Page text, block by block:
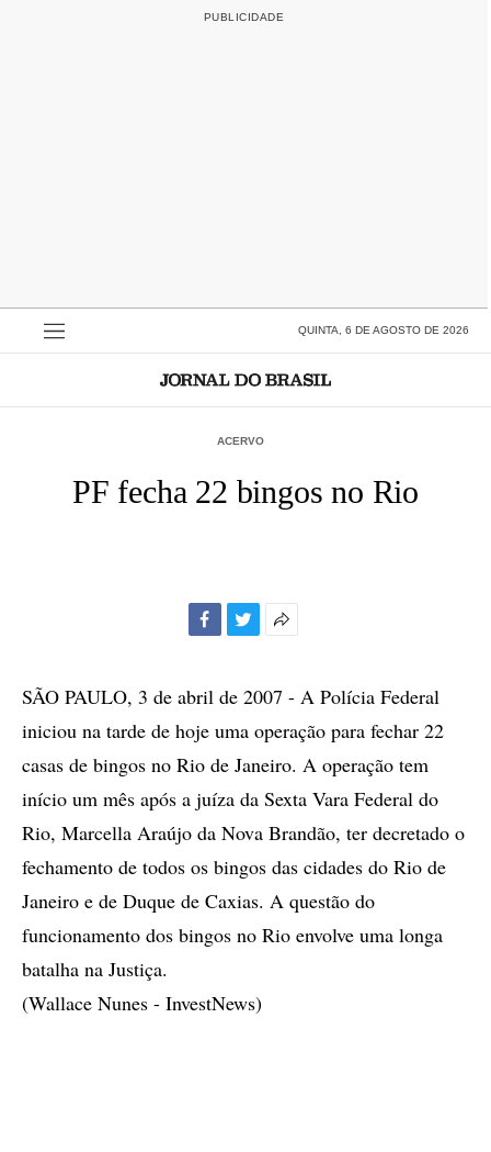
QUINTA, 6 DE AGOSTO DE 2026
ACERVO
PF fecha 22 bingos no Rio
compartilhamento
SÃO PAULO, 3 de abril de 2007 - A Polícia Federal
iniciou na tarde de hoje uma operação para fechar 22
casas de bingos no Rio de Janeiro. A operação tem
início um mês após a juíza da Sexta Vara Federal do
Rio, Marcella Araújo da Nova Brandão, ter decretado o
fechamento de todos os bingos das cidades do Rio de
Janeiro e de Duque de Caxias. A questão do
funcionamento dos bingos no Rio envolve uma longa
batalha na Justiça.
(Wallace Nunes - InvestNews)